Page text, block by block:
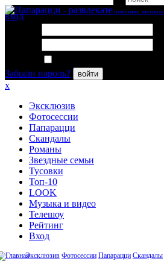
вход
Забыли пароль?
войти
x
Эксклюзив
Фотосессии
Папарацци
Скандалы
Романы
Звездные семьи
Тусовки
Топ-10
LOOK
Музыка и видео
Телешоу
Рейтинг
Вход
Эксклюзив Фотосессии Папарацци Скандалы